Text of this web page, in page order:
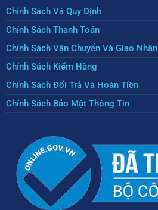
Chính Sách Và Quy Định
Chính Sách Thanh Toán
Chính Sách Vận Chuyển Và Giao Nhận
Chính Sách Kiểm Hàng
Chính Sách Đổi Trả Và Hoàn Tiền
Chính Sách Bảo Mật Thông Tin